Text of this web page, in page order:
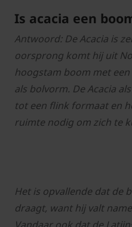
Is acacia een
Antwoord: De Acacia is
oorsprong komt hij uit
hoogstam boom met
als bolvorm. De Acacia
tot een flink formaat en
ruimte nodig om zich te
Het is opvallende dat de
draagt, want hij valt